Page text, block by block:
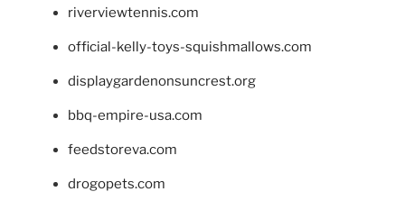
riverviewtennis.com
official-kelly-toys-squishmallows.com
displaygardenonsuncrest.org
bbq-empire-usa.com
feedstoreva.com
drogopets.com